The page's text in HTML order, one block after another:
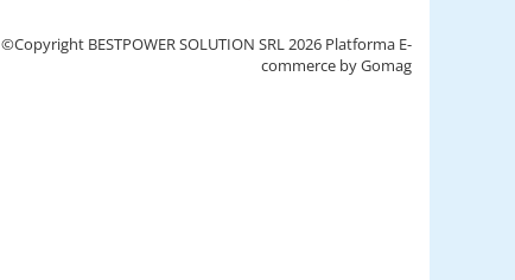
©Copyright BESTPOWER SOLUTION SRL 2026 Platforma E-
commerce by Gomag